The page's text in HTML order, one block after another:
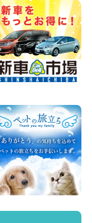
100円レンタカー 町田根岸
2026年08月08日
別料金!! 兵庫県 神戸
円レンタカー 神戸西区枝吉
2026年08月08日
り!!100円レンタカー
ンも安い!! 兵庫県 兵
2026年08月08日
重県 四日市インタ
レンタカー 四日市インター
2026年08月08日
季特別キャンペーン
横浜弥生台店
100円レンタカー 横浜弥生台
2026年08月08日
休みご連絡 愛知県
100円レンタカー 三河安城